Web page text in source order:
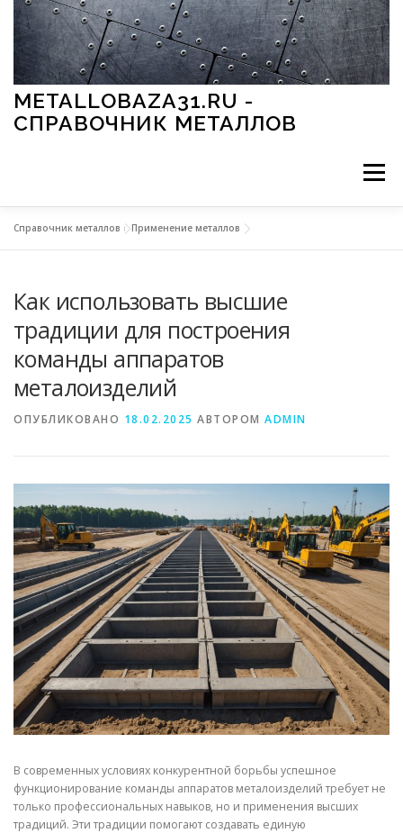
Перейти к содержимому
METALLOBAZA31.RU -
СПРАВОЧНИК МЕТАЛЛОВ
Меню
МЕТАЛЛЫ И ОКРУЖАЮЩАЯ СРЕДА
ПРИМЕНЕНИЕ МЕТАЛЛОВ
СТАТЬИ
Справочник металлов »Применение металлов
Как использовать высшие
традиции для построения
команды аппаратов
металоизделий
ОПУБЛИКОВАНО 18.02.2025 АВТОРОМ ADMIN
В современных условиях конкурентной борьбы успешное
функционирование команды аппаратов металоизделий требует не
только профессиональных навыков, но и применения высших
традиций. Эти традиции помогают создавать единую